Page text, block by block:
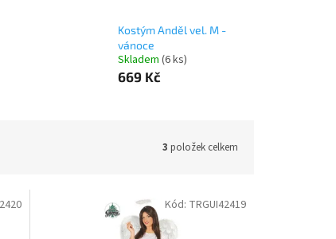
Kostým Anděl vel. M -
vánoce
Skladem (6 ks)
669 Kč
3 položek celkem
Kód: TRGUI42419